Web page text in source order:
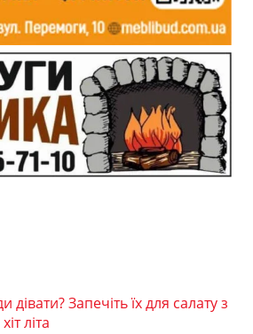
дівати? Запечіть їх для салату з
літа